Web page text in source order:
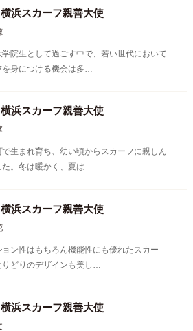
浜スカーフ親善大使
学院生として過ごす中で、若い世代において
を身につける機会は多…
浜スカーフ親善大使
で生まれ育ち、幼い頃からスカーフに親しん
た。冬は暖かく、夏は…
浜スカーフ親善大使
ョン性はもちろん機能性にも優れたスカー
りどりのデザインも美し…
浜スカーフ親善大使